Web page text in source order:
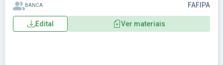
BANCA FAFIPA
Edital Ver materiais